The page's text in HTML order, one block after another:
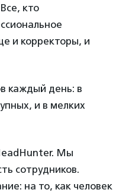
кто
и корректоры, и
каждый день: в
и в мелких
Мы
сотрудников.
на то, как человек